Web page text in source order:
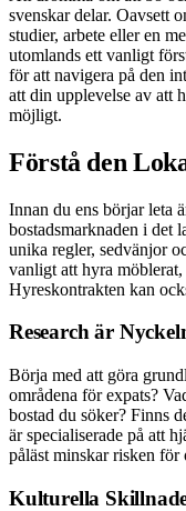
svenskar delar. Oavsett
studier, arbete eller en
utomlands ett vanligt
för att navigera på den
att din upplevelse av att
möjligt.
Förstå den
Innan du ens börjar leta
bostadsmarknaden i det
unika regler, sedvänjor
vanligt att hyra
Hyreskontrakten kan
Research är
Börja med att göra
områdena för expats?
bostad du söker? Finns
är specialiserade på att
påläst minskar risken för
Kulturella